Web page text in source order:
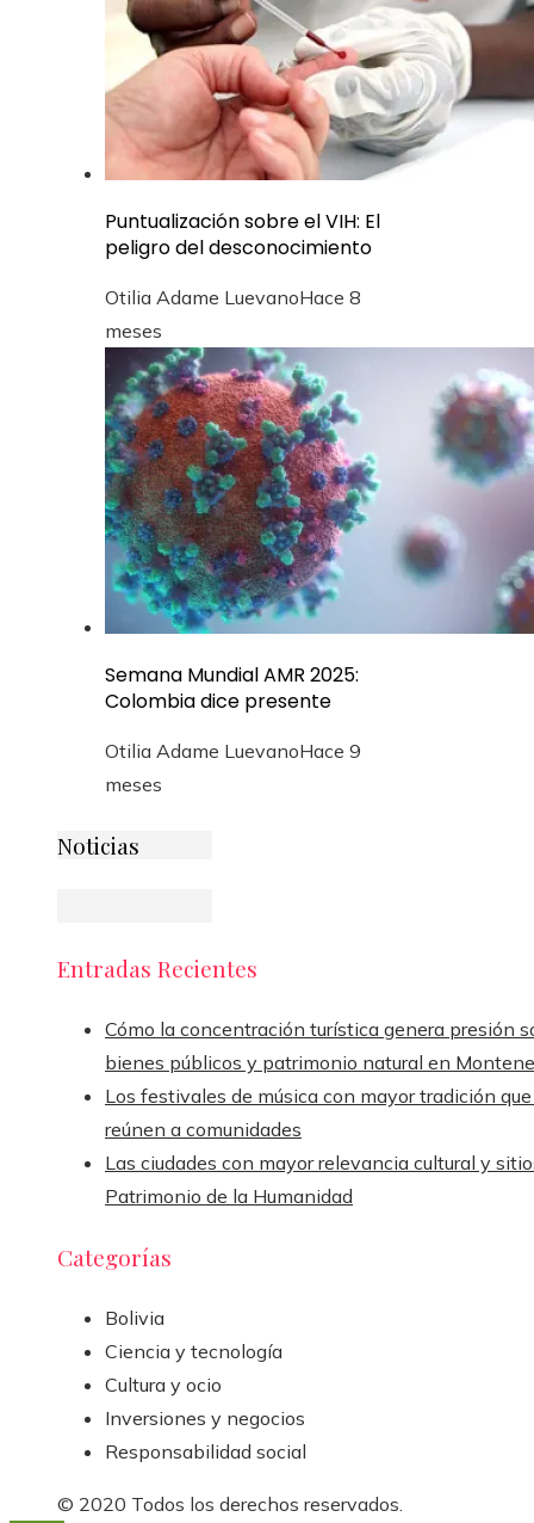
Puntualización sobre el VIH: El
peligro del desconocimiento
Otilia Adame LuevanoHace 8
meses
Semana Mundial AMR 2025:
Colombia dice presente
Otilia Adame LuevanoHace 9
meses
Noticias
Entradas Recientes
Cómo la concentración turística genera presión
bienes públicos y patrimonio natural en
Los festivales de música con mayor tradición
reúnen a comunidades
Las ciudades con mayor relevancia cultural y
Patrimonio de la Humanidad
Categorías
Bolivia
Ciencia y tecnología
Cultura y ocio
Inversiones y negocios
Responsabilidad social
© 2020 Todos los derechos reservados.